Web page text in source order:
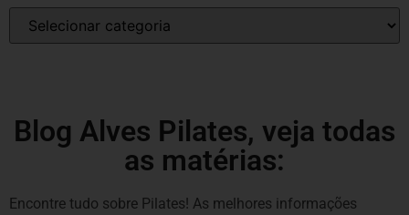
Blog Alves Pilates, veja todas
as matérias:
Encontre tudo sobre Pilates! As melhores informações